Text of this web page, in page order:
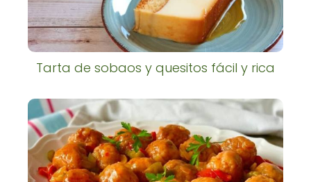
Tarta de sobaos y quesitos fácil y rica